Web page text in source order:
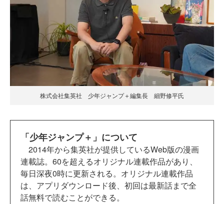
株式会社集英社 少年ジャンプ＋編集長 細野修平氏
「少年ジャンプ＋」について
2014年から集英社が提供しているWeb版の漫画
連載誌。60を超えるオリジナル連載作品があり、
毎日深夜0時に更新される。オリジナル連載作品
は、アプリダウンロード後、 初回は最新話まで全
話無料で読むことができる。